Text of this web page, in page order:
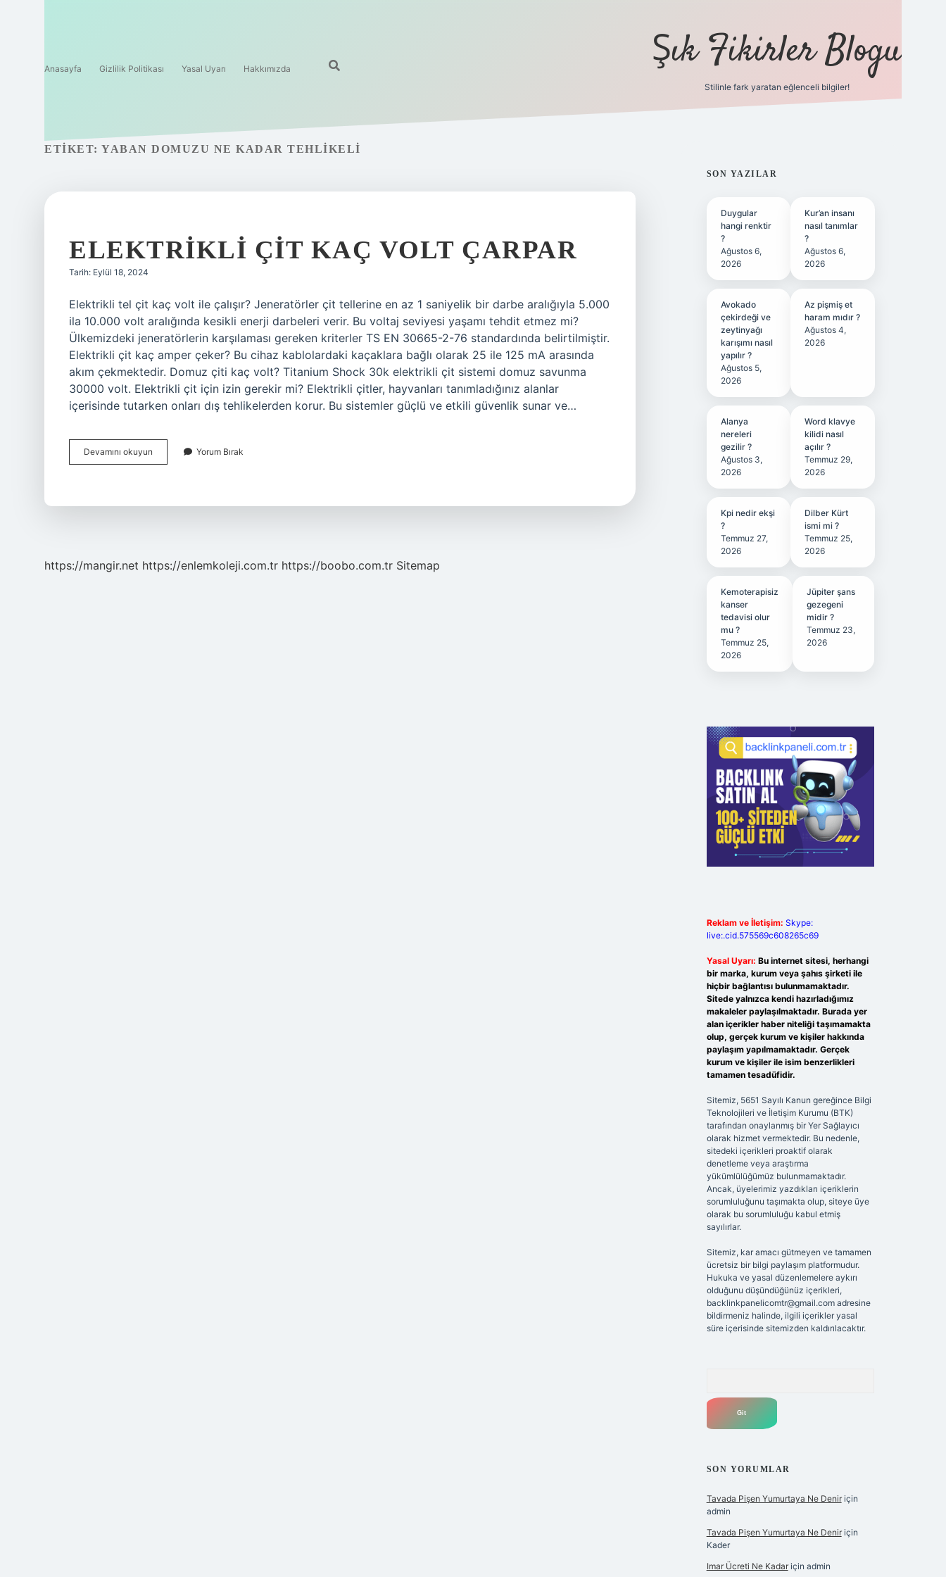
Anasayfa Gizlilik Politikası Yasal Uyarı Hakkımızda Şık Fikirler Blogu
Stilinle fark yaratan eğlenceli bilgiler!
ETIKET: YABAN DOMUZU NE KADAR TEHLIKELI
ELEKTRIKLI ÇIT KAÇ VOLT ÇARPAR
Tarih: Eylül 18, 2024
Elektrikli tel çit kaç volt ile çalışır? Jeneratörler çit tellerine en az 1 saniyelik bir darbe aralığıyla 5.000
ila 10.000 volt aralığında kesikli enerji darbeleri verir. Bu voltaj seviyesi yaşamı tehdit etmez mi?
Ülkemizdeki jeneratörlerin karşılaması gereken kriterler TS EN 30665-2-76 standardında belirtilmiştir.
Elektrikli çit kaç amper çeker? Bu cihaz kablolardaki kaçaklara bağlı olarak 25 ile 125 mA arasında
akım çekmektedir. Domuz çiti kaç volt? Titanium Shock 30k elektrikli çit sistemi domuz savunma
30000 volt. Elektrikli çit için izin gerekir mi? Elektrikli çitler, hayvanları tanımladığınız alanlar
içerisinde tutarken onları dış tehlikelerden korur. Bu sistemler güçlü ve etkili güvenlik sunar ve…
Devamını okuyun Elektrikli
Çit
Yorum Bırak
https://mangir.net https://enlemkoleji.com.tr https://boobo.com.tr Sitemap
SIDEBAR
SON YAZILAR
Duygular
hangi renktir
?
Ağustos 6,
2026
Kur’an insanı
nasıl tanımlar
?
Ağustos 6,
2026
Avokado
çekirdeği ve
zeytinyağı
karışımı nasıl
yapılır ?
Ağustos 5,
2026
Az pişmiş et
haram mıdır ?
Ağustos 4,
2026
Alanya
nereleri
gezilir ?
Ağustos 3,
2026
Word klavye
kilidi nasıl
açılır ?
Temmuz 29,
2026
Kpi nedir ekşi
?
Temmuz 27,
2026
Dilber Kürt
ismi mi ?
Temmuz 25,
2026
Kemoterapisiz
kanser
tedavisi olur
mu ?
Temmuz 25,
2026
Jüpiter şans
gezegeni
midir ?
Temmuz 23,
2026
Reklam ve İletişim: Skype:
live:.cid.575569c608265c69
Yasal Uyarı: Bu internet sitesi, herhangi
bir marka, kurum veya şahıs şirketi ile
hiçbir bağlantısı bulunmamaktadır.
Sitede yalnızca kendi hazırladığımız
makaleler paylaşılmaktadır. Burada yer
alan içerikler haber niteliği taşımamakta
olup, gerçek kurum ve kişiler hakkında
paylaşım yapılmamaktadır. Gerçek
kurum ve kişiler ile isim benzerlikleri
tamamen tesadüfidir.
Sitemiz, 5651 Sayılı Kanun gereğince Bilgi
Teknolojileri ve İletişim Kurumu (BTK)
tarafından onaylanmış bir Yer Sağlayıcı
olarak hizmet vermektedir. Bu nedenle,
sitedeki içerikleri proaktif olarak
denetleme veya araştırma
yükümlülüğümüz bulunmamaktadır.
Ancak, üyelerimiz yazdıkları içeriklerin
sorumluluğunu taşımakta olup, siteye üye
olarak bu sorumluluğu kabul etmiş
sayılırlar.
Sitemiz, kar amacı gütmeyen ve tamamen
ücretsiz bir bilgi paylaşım platformudur.
Hukuka ve yasal düzenlemelere aykırı
olduğunu düşündüğünüz içerikleri,
backlinkpanelicomtr@gmail.comadresine
bildirmeniz halinde, ilgili içerikler yasal
süre içerisinde sitemizden kaldırılacaktır.
SON YORUMLAR
Tavada Pişen Yumurtaya Ne Deniriçin
admin
Tavada Pişen Yumurtaya Ne Deniriçin
Kader
Imar Ücreti Ne Kadariçin admin